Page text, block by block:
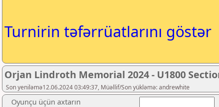
Turnirin təfərrüatlarını göstər
Orjan Lindroth Memorial 2024 - U1800
Son yeniləmə12.06.2024 03:49:37, Müəllif/Son yükləmə: andrewhite
Oyunçu üçün axtarın